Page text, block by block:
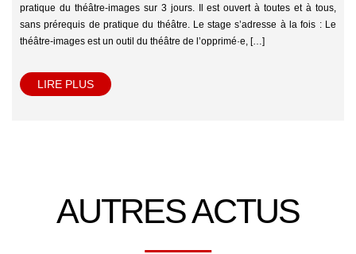
pratique du théâtre-images sur 3 jours. Il est ouvert à toutes et à tous,
sans prérequis de pratique du théâtre. Le stage s’adresse à la fois : Le
théâtre-images est un outil du théâtre de l’opprimé·e, […]
LIRE PLUS
AUTRES ACTUS